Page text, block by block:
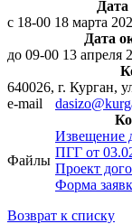
с 18-00 18 марта
Дата
до 09-00 13 апреля
640026, г. Курган,
e-mail
Файлы
Извещение
ПГГ от
Проект
Форма
Возврат к списку